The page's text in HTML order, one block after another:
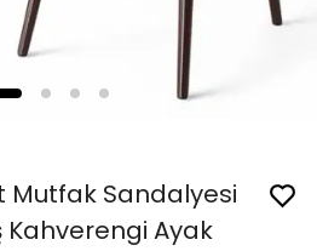
Mutfak Sandalyesi
Ayak